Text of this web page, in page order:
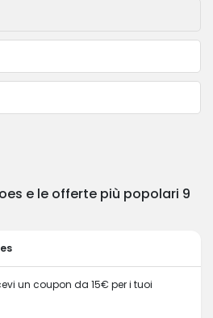
e le offerte più popolari 9
un coupon da 15€ per i tuoi